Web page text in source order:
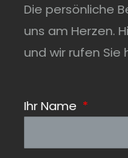
Die persönliche
uns am Herzen.
und wir rufen Sie
Ihr Name